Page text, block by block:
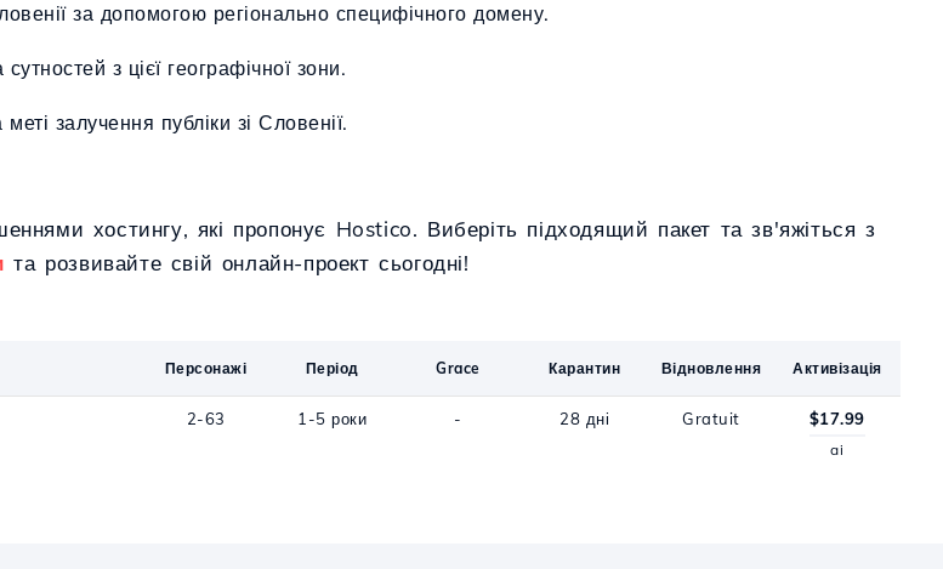
за допомогою регіонально специфічного домену.
з цієї географічної зони.
залучення публіки зі Словенії.
хостингу, які пропонує Hostico. Виберіть підходящий пакет та зв'яжіться з
та розвивайте свій онлайн-проект сьогодні!
Персонажі Період Grace Карантин Відновлення Активізація
2-63 1-5 роки - 28 дні Gratuit $17.99
ai